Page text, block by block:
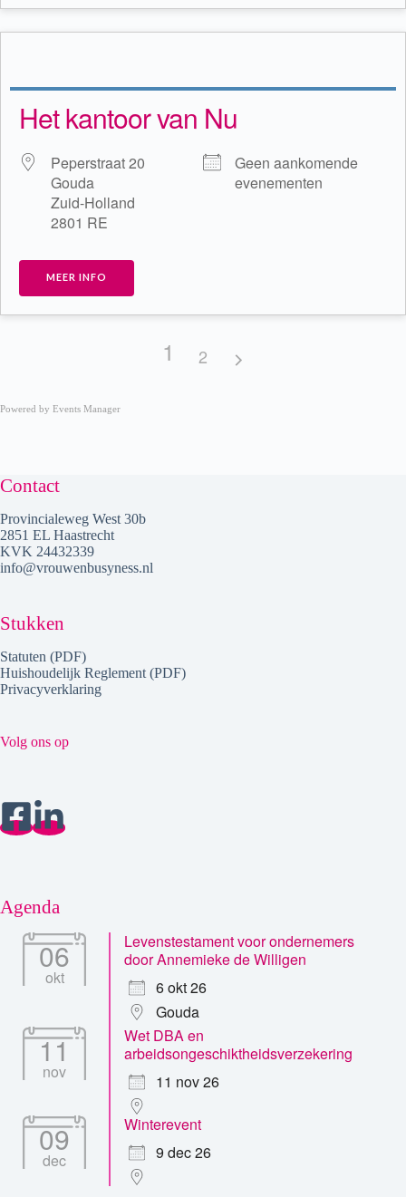
Het kantoor van Nu
Peperstraat 20
Gouda
Zuid-Holland
2801 RE
Geen aankomende
evenementen
MEER INFO
1 2
Powered by Events Manager
Contact
Provincialeweg West 30b
2851 EL Haastrecht
KVK 24432339
info@vrouwenbusyness.nl
Stukken
Statuten (PDF)
Huishoudelijk Reglement (PDF)
Privacyverklaring
Volg ons op
Agenda
06
okt
Levenstestament voor ondernemers
door Annemieke de Willigen
6 okt 26
Gouda
11
nov
Wet DBA en
arbeidsongeschiktheidsverzekering
11 nov 26
09
dec
Winterevent
9 dec 26